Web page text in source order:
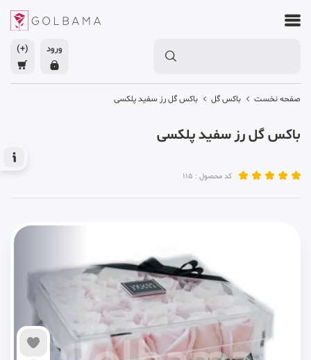
ورود (+)
صفحه نخست باکس گل باکس گل رز سفید پلکسی
باکس گل رز سفید پلکسی
کد محصول : 115